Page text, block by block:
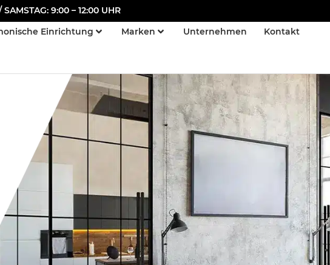
9:00 – 12:00 UHR
Einrichtung Marken Unternehmen Kontakt